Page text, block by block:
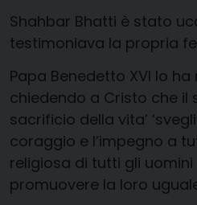
Shahbar Bhatti è stato
testimoniava la propria
Papa Benedetto XVI lo
chiedendo a Cristo che il
sacrificio della vita’
coraggio e l’impegno a
religiosa di tutti gli
promuovere la loro